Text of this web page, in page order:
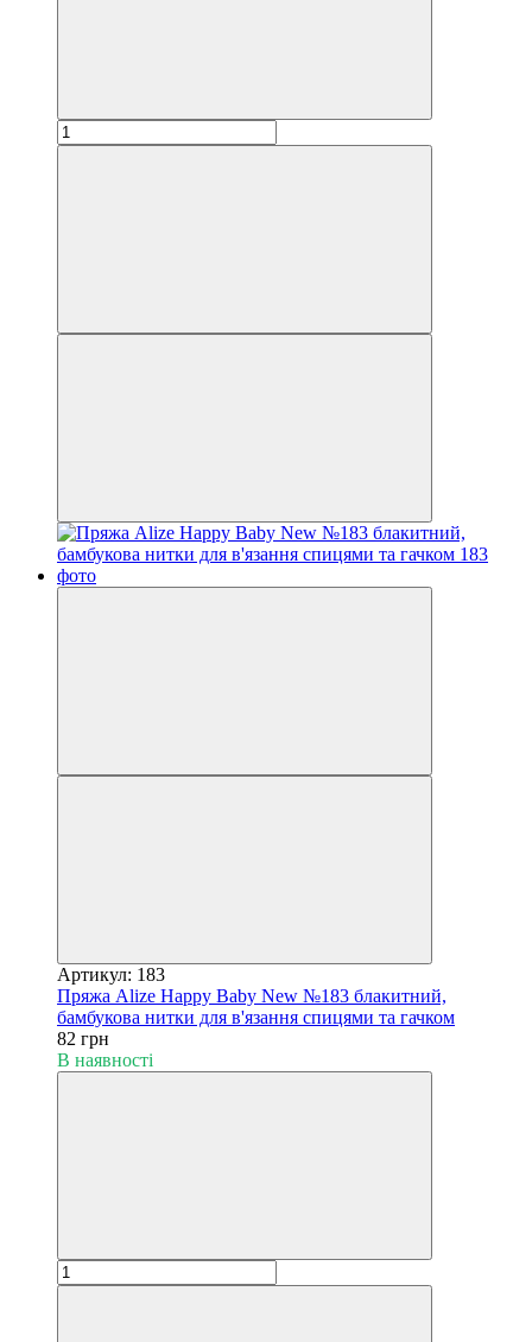
Артикул: 183
Пряжа Alize Happy Baby New №183 блакитний,
бамбукова нитки для в'язання спицями та гачком
82 грн
В наявності